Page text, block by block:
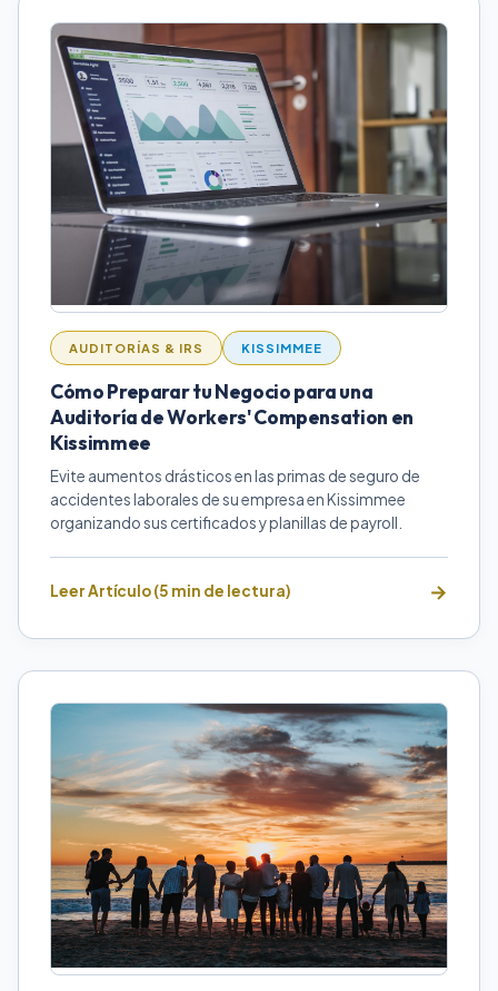
AUDITORÍAS & IRS KISSIMMEE
Cómo Preparar tu Negocio para una
Auditoría de Workers' Compensation en
Kissimmee
Evite aumentos drásticos en las primas de seguro de
accidentes laborales de su empresa en Kissimmee
organizando sus certificados y planillas de payroll.
Leer Artículo (5 min de lectura)